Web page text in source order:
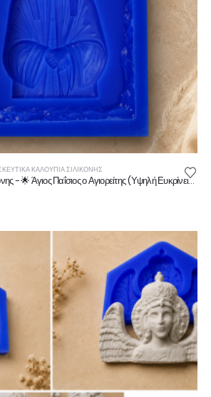
ΚΑΛΟΎΠΙΑ ΣΙΛΙΚΌΝΗΣ
Premium Καλούπι Σιλικόνης - 🌟 Άγιος Παΐσιος ο Αγιορείτης (Υψηλή Ευκρίνεια & Αντοχή)